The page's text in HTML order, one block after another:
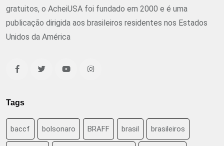
gratuitos, o AcheiUSA foi fundado em 2000 e é uma
publicação dirigida aos brasileiros residentes nos Estados
Unidos da América
Tags
baccf bolsonaro BRAFF brasil brasileiros